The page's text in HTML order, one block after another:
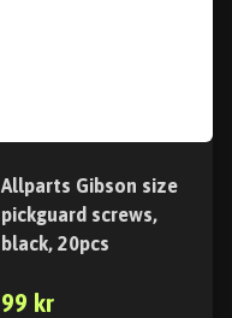
Allparts Gibson size
pickguard screws,
black, 20pcs
99 kr